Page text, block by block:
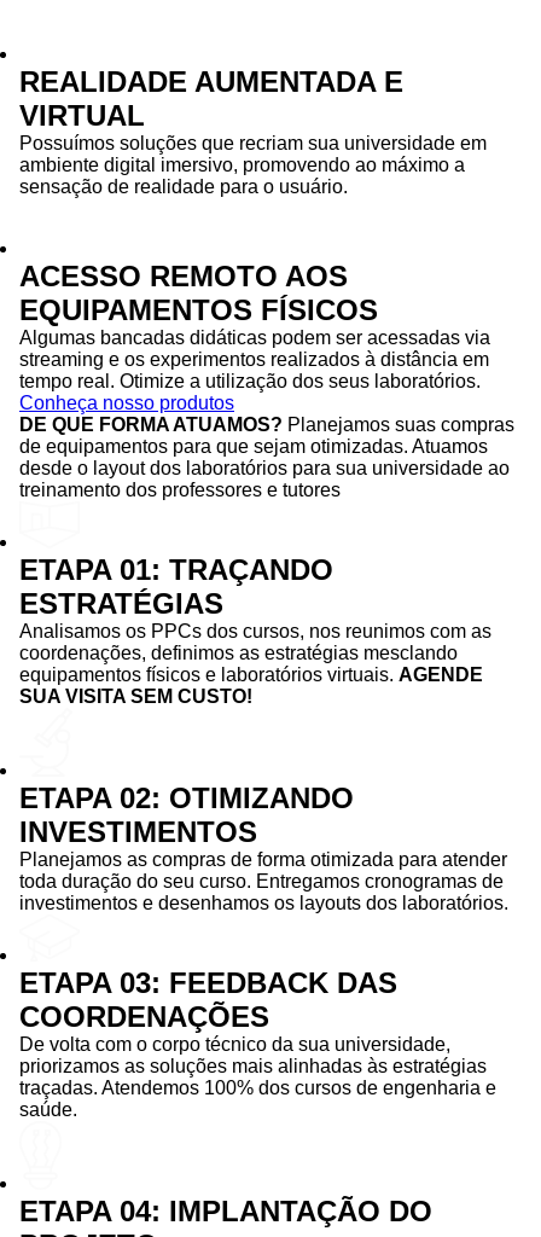
REALIDADE AUMENTADA E
VIRTUAL
Possuímos soluções que recriam sua universidade em
ambiente digital imersivo, promovendo ao máximo a
sensação de realidade para o usuário.
ACESSO REMOTO AOS
EQUIPAMENTOS FÍSICOS
Algumas bancadas didáticas podem ser acessadas via
streaming e os experimentos realizados à distância em
tempo real. Otimize a utilização dos seus laboratórios.
Conheça nosso produtos
DE QUE FORMA ATUAMOS? Planejamos suas compras
de equipamentos para que sejam otimizadas. Atuamos
desde o layout dos laboratórios para sua universidade ao
treinamento dos professores e tutores
ETAPA 01: TRAÇANDO
ESTRATÉGIAS
Analisamos os PPCs dos cursos, nos reunimos com as
coordenações, definimos as estratégias mesclando
equipamentos físicos e laboratórios virtuais. AGENDE
SUA VISITA SEM CUSTO!
ETAPA 02: OTIMIZANDO
INVESTIMENTOS
Planejamos as compras de forma otimizada para atender
toda duração do seu curso. Entregamos cronogramas de
investimentos e desenhamos os layouts dos laboratórios.
ETAPA 03: FEEDBACK DAS
COORDENAÇÕES
De volta com o corpo técnico da sua universidade,
priorizamos as soluções mais alinhadas às estratégias
traçadas. Atendemos 100% dos cursos de engenharia e
saúde.
ETAPA 04: IMPLANTAÇÃO DO